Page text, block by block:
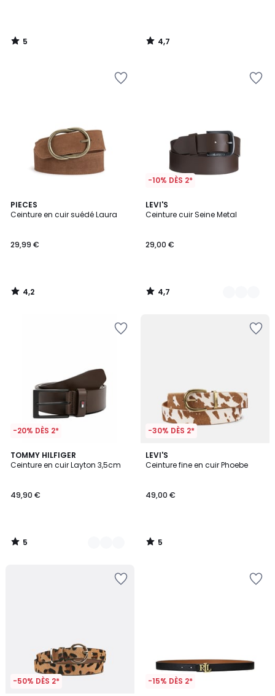
5
/
4,7
/
PIECES
Ceinture en cuir suédé Laura
29,99 €
4,2
/ 5
4,2
/
-10% DÈS 2*
LEVI'S
Ceinture cuir Seine Metal
29,00 €
4,7
/ 5
2
Couleurs
4,7
/
-20% DÈS 2*
TOMMY HILFIGER
Ceinture en cuir Layton 3,5cm
49,90 €
5
/
2
Couleurs
5
/
-30% DÈS 2*
LEVI'S
Ceinture fine en cuir Phoebe
49,00 €
5
/
5
/
-50% DÈS 2* -15% DÈS 2*